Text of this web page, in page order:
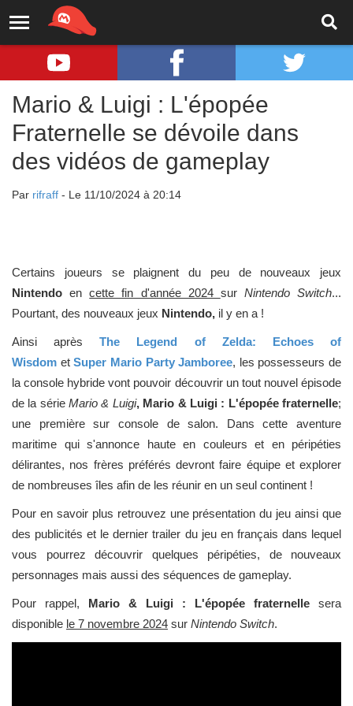
Mario & Luigi : L'épopée
Fraternelle se dévoile dans
des vidéos de gameplay
Par rifraff - Le 11/10/2024 à 20:14
Certains joueurs se plaignent du peu de nouveaux jeux
Nintendoencette fin d'année 2024 sur Nintendo Switch...
Pourtant, des nouveaux jeux Nintendo, il y en a !
Ainsi aprèsThe Legend of Zelda: Echoes of
Wisdom etSuper Mario Party Jamboree, les possesseurs de
la console hybride vont pouvoir découvrir un tout nouvel épisode
de la sérieMario & Luigi, Mario & Luigi : L'épopée fraternelle;
une première sur console de salon. Dans cette aventure
maritime qui s'annonce haute en couleurs et en péripéties
délirantes, nos frères préférés devront faire équipe et explorer
de nombreuses îles afin de les réunir en un seul continent !
Pour en savoir plus retrouvez une présentation du jeu ainsi que
des publicités et le dernier trailer du jeu en français dans lequel
vous pourrez découvrir quelques péripéties, de nouveaux
personnages mais aussi des séquences de gameplay.
Pour rappel, Mario & Luigi : L'épopée fraternelle sera
disponible le 7 novembre 2024 sur Nintendo Switch.